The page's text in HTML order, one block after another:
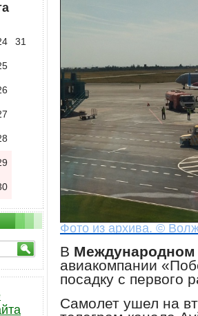
Фото из архива. ©
В Международном
авиакомпании
посадку с первого
Самолет ушел на
31